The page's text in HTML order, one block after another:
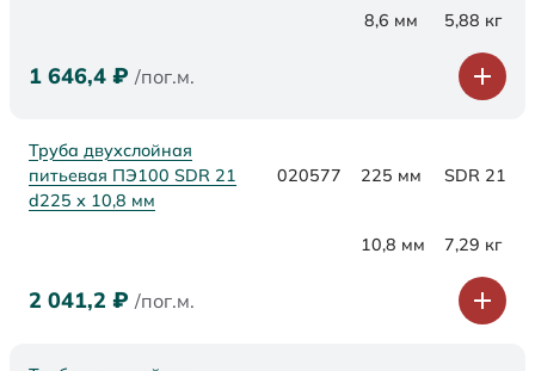
8,6 мм 5,88 кг
1 646,4 ₽ /пог.м.
Труба двухслойная
питьевая ПЭ100 SDR 21
d225 х 10,8 мм
020577 225 мм SDR 21
10,8 мм 7,29 кг
2 041,2 ₽ /пог.м.